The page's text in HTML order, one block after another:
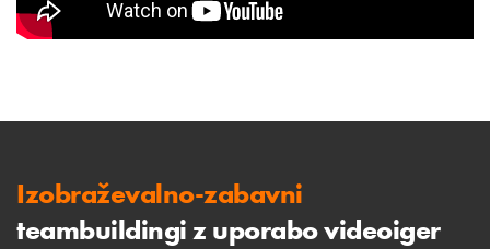
Izobraževalno-zabavni
teambuildingi z uporabo videoiger